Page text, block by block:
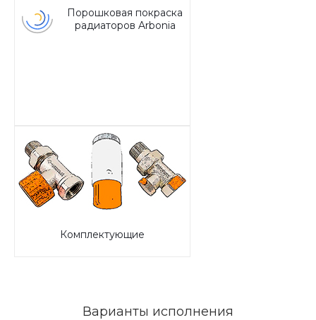
Порошковая покраска
радиаторов Arbonia
Комплектующие
Варианты исполнения